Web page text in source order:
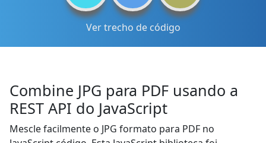
Ver trecho de código
Combine JPG para PDF usando a
REST API do JavaScript
Mescle facilmente o JPG formato para PDF no